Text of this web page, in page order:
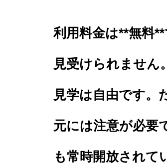
利用料金は**無料
見受けられません
見学は自由です。
元には注意が必要
も常時開放されて